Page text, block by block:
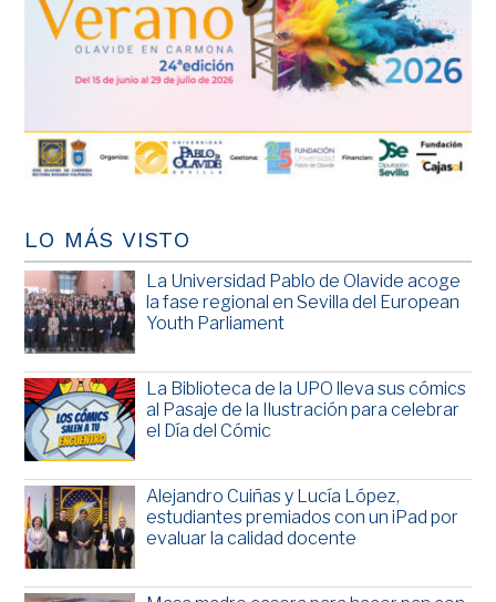
LO MÁS VISTO
La Universidad Pablo de Olavide acoge
la fase regional en Sevilla del European
Youth Parliament
La Biblioteca de la UPO lleva sus cómics
al Pasaje de la Ilustración para celebrar
el Día del Cómic
Alejandro Cuiñas y Lucía López,
estudiantes premiados con un iPad por
evaluar la calidad docente